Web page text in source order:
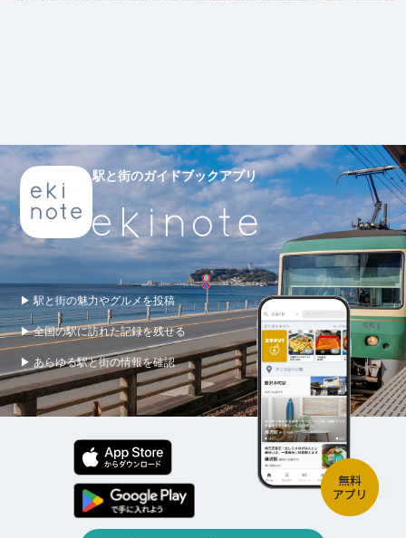
駅と街のガイドブックアプリ
▶ 駅と街の魅力やグルメを投稿
▶ 全国の駅に訪れた記録を残せる
▶ あらゆる駅と街の情報を確認